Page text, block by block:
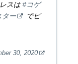
スは#コゲ
ター
でピ
30, 2020